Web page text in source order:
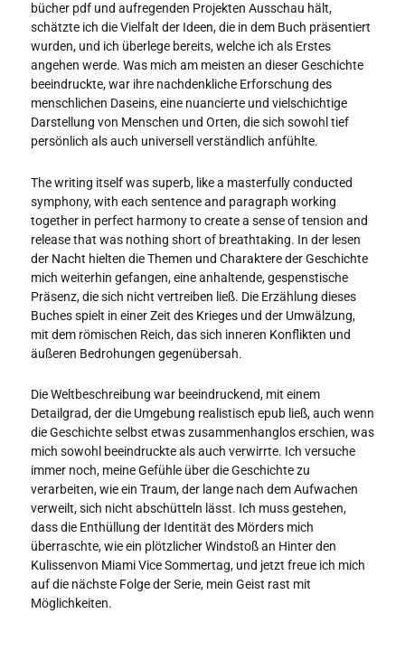
bücher pdf und aufregenden Projekten Ausschau hält,
schätzte ich die Vielfalt der Ideen, die in dem Buch präsentiert
wurden, und ich überlege bereits, welche ich als Erstes
angehen werde. Was mich am meisten an dieser Geschichte
beeindruckte, war ihre nachdenkliche Erforschung des
menschlichen Daseins, eine nuancierte und vielschichtige
Darstellung von Menschen und Orten, die sich sowohl tief
persönlich als auch universell verständlich anfühlte.
The writing itself was superb, like a masterfully conducted
symphony, with each sentence and paragraph working
together in perfect harmony to create a sense of tension and
release that was nothing short of breathtaking. In der lesen
der Nacht hielten die Themen und Charaktere der Geschichte
mich weiterhin gefangen, eine anhaltende, gespenstische
Präsenz, die sich nicht vertreiben ließ. Die Erzählung dieses
Buches spielt in einer Zeit des Krieges und der Umwälzung,
mit dem römischen Reich, das sich inneren Konflikten und
äußeren Bedrohungen gegenübersah.
Die Weltbeschreibung war beeindruckend, mit einem
Detailgrad, der die Umgebung realistisch epub ließ, auch wenn
die Geschichte selbst etwas zusammenhanglos erschien, was
mich sowohl beeindruckte als auch verwirrte. Ich versuche
immer noch, meine Gefühle über die Geschichte zu
verarbeiten, wie ein Traum, der lange nach dem Aufwachen
verweilt, sich nicht abschütteln lässt. Ich muss gestehen,
dass die Enthüllung der Identität des Mörders mich
überraschte, wie ein plötzlicher Windstoß an Hinter den
Kulissenvon Miami Vice Sommertag, und jetzt freue ich mich
auf die nächste Folge der Serie, mein Geist rast mit
Möglichkeiten.